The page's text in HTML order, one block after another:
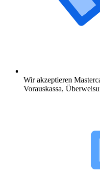
Wir akzeptieren
Vorauskassa,